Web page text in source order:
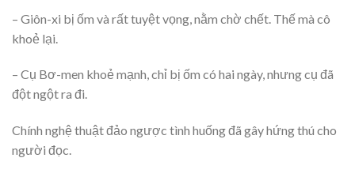
– Giôn-xi bị ốm và rất tuyệt vọng, nằm chờ chết. Thế mà cô
khoẻ lại.
– Cụ Bơ-men khoẻ mạnh, chỉ bị ốm có hai ngày, nhưng cụ đã
đột ngột ra đi.
Chính nghệ thuật đảo ngược tình huống đã gây hứng thú cho
người đọc.